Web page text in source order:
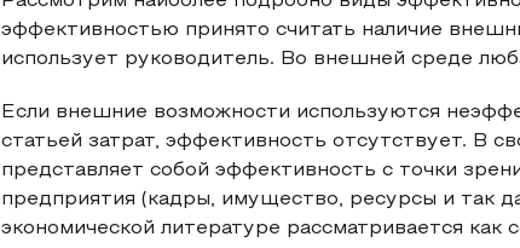
эффективностью принято считать наличие
использует руководитель. Во внешней среде
Если внешние возможности используются
статьей затрат, эффективность отсутствует. В
представляет собой эффективность с точки
предприятия (кадры, имущество, ресурсы и так
экономической литературе рассматривается